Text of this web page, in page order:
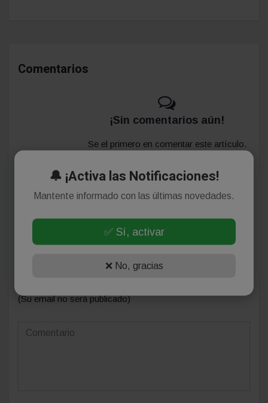
Comentarios
¡Sin comentarios aún!
Se el primero en comentar este artículo.
Deja tu comentario
(Su email no será publicado)
🔔 ¡Activa las Notificaciones!
Mantente informado con las últimas novedades.
✅ Sí, activar
❌ No, gracias